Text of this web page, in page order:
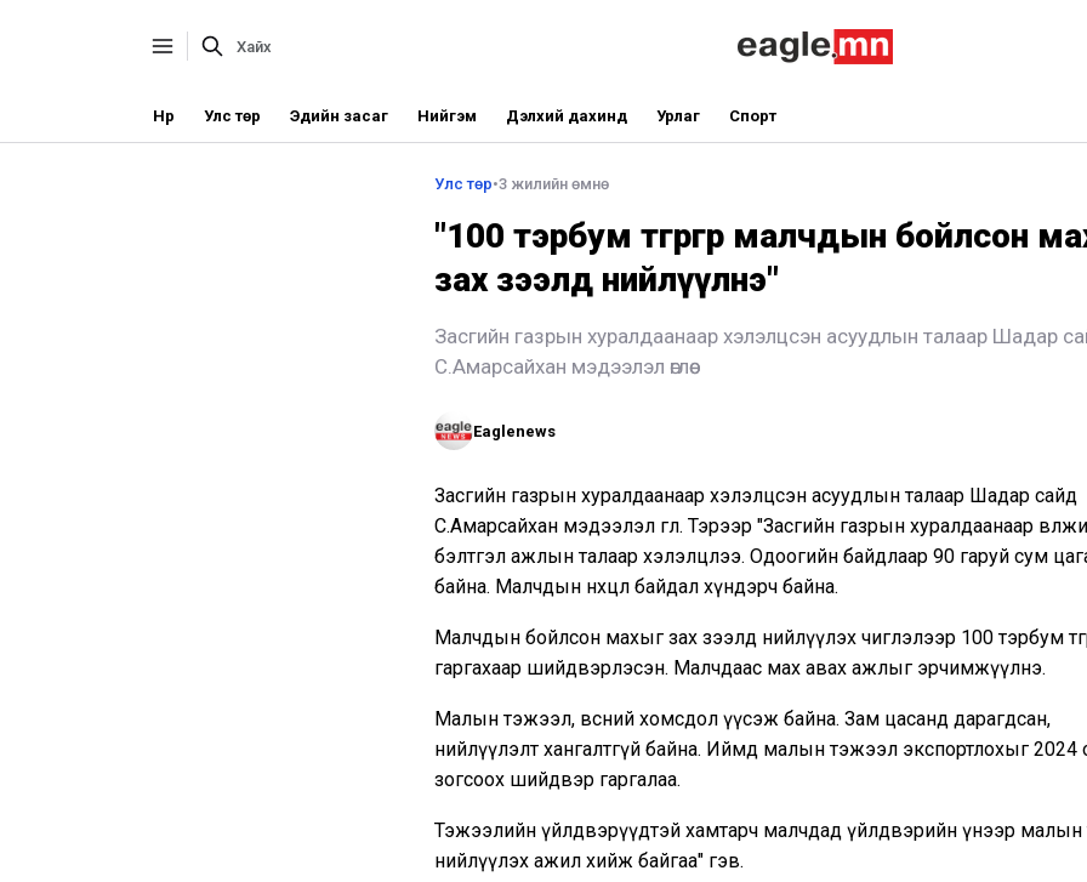
Нүүр Улс төр Эдийн засаг Нийгэм Дэлхий дахинд Урлаг Спорт
Улс төр•3 жилийн өмнө
"100 тэрбум төгрөгөөр малчдын бойлсон
зах зээлд нийлүүлнэ"
Засгийн газрын хуралдаанаар хэлэлцсэн асуудлын талаар Шадар
С.Амарсайхан мэдээлэл өглөө
Eaglenews
Засгийн газрын хуралдаанаар хэлэлцсэн асуудлын талаар Шадар сайд
С.Амарсайхан мэдээлэл өглөө. Тэрээр "Засгийн газрын хуралдаанаар
бэлтгэл ажлын талаар хэлэлцлээ. Одоогийн байдлаар 90 гаруй сум
байна. Малчдын нөхцөл байдал хүндэрч байна.
Малчдын бойлсон махыг зах зээлд нийлүүлэх чиглэлээр 100 тэрбум
гаргахаар шийдвэрлэсэн. Малчдаас мах авах ажлыг эрчимжүүлнэ.
Малын тэжээл, өвсний хомсдол үүсэж байна. Зам цасанд дарагдсан,
нийлүүлэлт хангалтгүй байна. Иймд малын тэжээл экспортлохыг 2024
зогсоох шийдвэр гаргалаа.
Тэжээлийн үйлдвэрүүдтэй хамтарч малчдад үйлдвэрийн үнээр
нийлүүлэх ажил хийж байгаа" гэв.